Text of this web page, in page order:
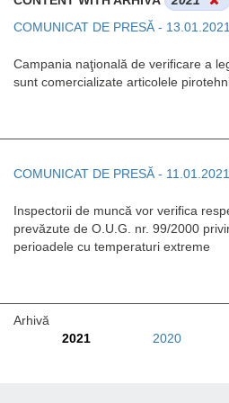
COMUNICAT DE PRESĂ - 13.01.2021
Campania naţională de verificare a
sunt comercializate articolele
COMUNICAT DE PRESĂ - 11.01.2021
Inspectorii de muncă vor verifica
prevăzute de O.U.G. nr. 99/2000
perioadele cu temperaturi extreme
Arhivă
2021
2020